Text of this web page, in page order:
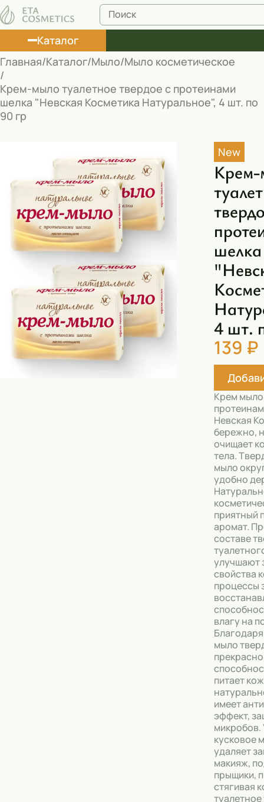
Каталог
Лосьоны
Туши
Муссы
Масла
Пена для ванны
Румяна
Скрабы
Блески
Гели
Восковые полоски
Кремы
Главная Каталог Мыло Мыло косметическое
Крем-мыло туалетное твердое с протеинами
шелка "Невская Косметика Натуральное", 4 шт. по
90 гр
New
шелка
4 шт.
139 ₽
Крем
Невская
бережно,
очищает
тела.
мыло
удобно
приятный
аромат.
составе
улучшают
свойства
процессы
влагу на
мыло
питает
имеет
эффект,
кусковое
удаляет
макияж,
прыщики,
стягивая